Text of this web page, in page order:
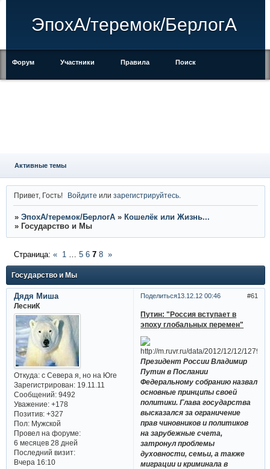
ЭпохА/теремок/БерлогА
Форум Участники Правила Поиск
Активные темы
Привет, Гость! Войдите илизарегистрируйтесь
» ЭпохА/теремок/БерлогА » Кошелёк или Жизнь...
» Государство и Мы
Государство и Мы
Страница: « 1 … 5 6 7 8 »
Поделиться 61
13.12.12 00:46
Дядя Миша
ЛесниК
Откуда:с Севера я, но на Юге
Зарегистрирован: 19.11.11
Сообщений:9492
Уважение: +178
Позитив: +327
Пол:Мужской
Провел на форуме:
6 месяцев 28 дней
Последний визит:
Вчера 16:10
Путин: "Россия вступает в
эпоху глобальных перемен"
Президент России Владимир
Путин в Послании
Федеральному собранию назвал
основные принципы своей
политики. Глава государства
высказался за ограничение
прав чиновников и политиков
на зарубежные счета,
затронул проблемы
духовности, семьи, а также
миграции и криминала в